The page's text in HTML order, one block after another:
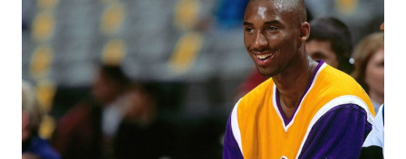
Tas no Telecurso 2000 , É HORA DA REVISÃO! Ah, e quase
todos esses nomes foram linkados ao Lakers. Se de fato há o
interesse, não importa, o nosso compromisso é sempre com a
informação, a veracidade vem depois. E do Lakers hein? Até
agora nada de Ruim Hachaomuro (dizem que Nets tem
interesse) e LeBrão James - esse sendo assediado pelo